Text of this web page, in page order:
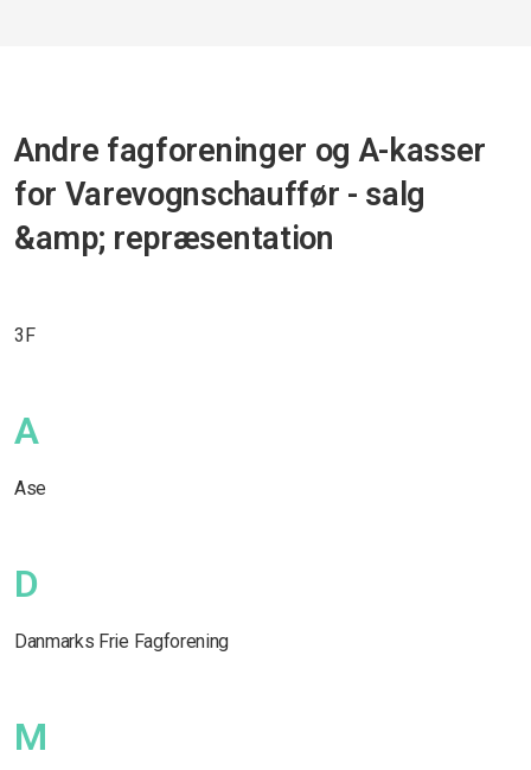
Andre fagforeninger og A-kasser
for Varevognschauffør - salg
&amp; repræsentation
3F
A
Ase
D
Danmarks Frie Fagforening
M